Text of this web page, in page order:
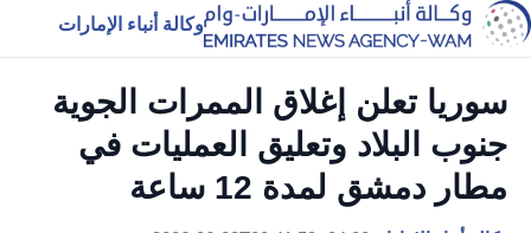
وكالة أنباء الإمارات
سوريا تعلن إغلاق الممرات الجوية
جنوب البلاد وتعليق العمليات في
مطار دمشق لمدة 12 ساعة